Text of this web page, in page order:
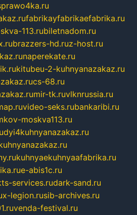
fabrikayfabrikaefabrika.ru
113.rubiletnadom.ru
brazzers-hd.ruz-host.ru
naperekate.ru
kitubeu-2-kuhnyanazakaz.ru
cs-68.ru
mir-tk.ruvlknrussia.ru
video-seks.rubankaribi.ru
moskva113.ru
kuhnyaekuhnyaafabrika.ru
e-abis1c.ru
services.rudark-sand.ru
x-legion.rusib-archives.ru
venda-festival.ru